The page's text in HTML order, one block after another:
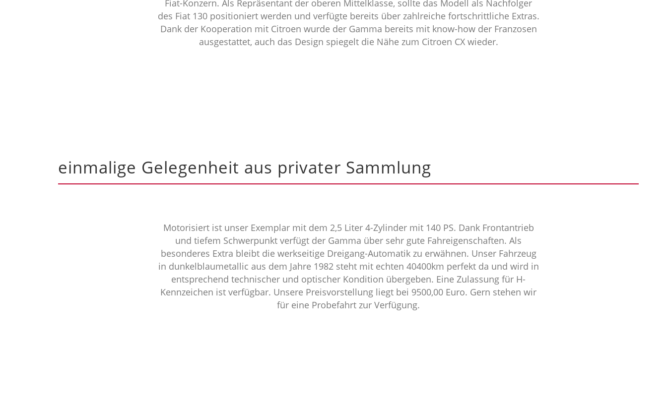
Fiat-Konzern. Als Repräsentant der oberen Mittelklasse, sollte das Modell als Nachfolger
des Fiat 130 positioniert werden und verfügte bereits über zahlreiche fortschrittliche Extras.
Dank der Kooperation mit Citroen wurde der Gamma bereits mit know-how der Franzosen
ausgestattet, auch das Design spiegelt die Nähe zum Citroen CX wieder.
einmalige Gelegenheit aus privater Sammlung
Motorisiert ist unser Exemplar mit dem 2,5 Liter 4-Zylinder mit 140 PS. Dank Frontantrieb
und tiefem Schwerpunkt verfügt der Gamma über sehr gute Fahreigenschaften. Als
besonderes Extra bleibt die werkseitige Dreigang-Automatik zu erwähnen. Unser Fahrzeug
in dunkelblaumetallic aus dem Jahre 1982 steht mit echten 40400km perfekt da und wird in
entsprechend technischer und optischer Kondition übergeben. Eine Zulassung für H-
Kennzeichen ist verfügbar. Unsere Preisvorstellung liegt bei 9500,00 Euro. Gern stehen wir
für eine Probefahrt zur Verfügung.